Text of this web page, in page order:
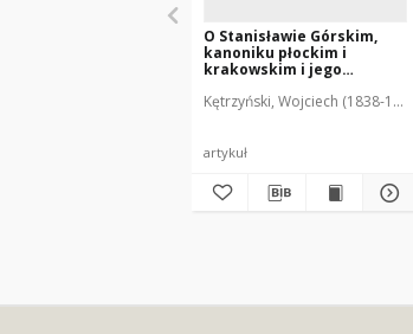
O Stanisławie Górskim,
kanoniku płockim i
krakowskim i jego
Kętrzyński, Wojciech (1838-1918)
artykuł